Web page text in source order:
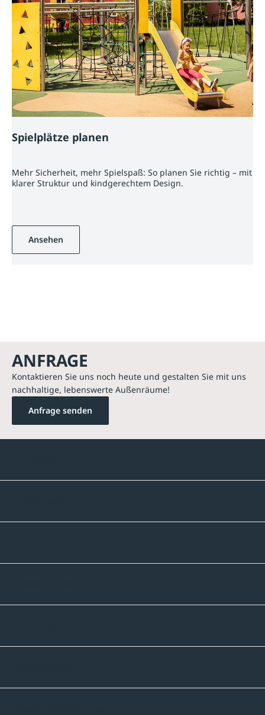
Spielplätze planen
Mehr Sicherheit, mehr Spielspaß: So planen Sie richtig – mit
klarer Struktur und kindgerechtem Design.
Ansehen
ANFRAGE
Kontaktieren Sie uns noch heute und gestalten Sie mit uns
nachhaltige, lebenswerte Außenräume!
Anfrage senden